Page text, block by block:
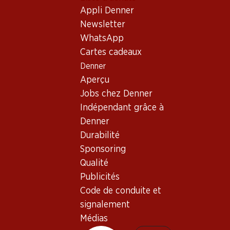
Appli Denner
Newsletter
WhatsApp
Cartes cadeaux
Denner
Aperçu
Jobs chez Denner
Indépendant grâce à
Denner
Durabilité
Sponsoring
Qualité
Publicités
Code de conduite et
signalement
Médias
Bon à savoir